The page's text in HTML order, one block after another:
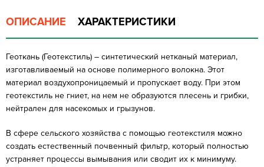
ОПИСАНИЕ ХАРАКТЕРИСТИКИ
Геоткань (Геотекстиль) – синтетический нетканый материал,
изготавливаемый на основе полимерного волокна. Этот
материал воздухопроницаемый и пропускает воду. При этом
геотекстиль не гниет, на нем не образуются плесень и грибки,
нейтрален для насекомых и грызунов.
В сфере сельского хозяйства с помощью геотекстиля можно
создать естественный почвенный фильтр, который полностью
устраняет процессы вымывания или сводит их к минимуму.